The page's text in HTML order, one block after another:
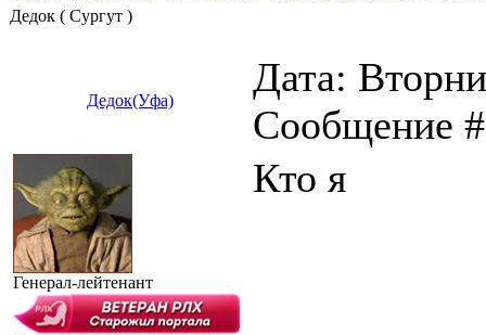
Дедок ( Сургут )
Дедок(Уфа)
Дата:
Сообщение
Генерал-лейтенант
Кто я